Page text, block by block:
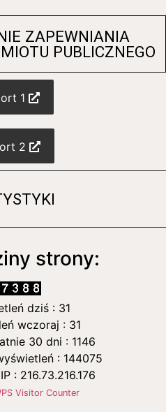
ZAPEWNIANIA
PUBLICZNEGO
1
2
strony:
dziś : 31
wczoraj : 31
30 dni : 1146
: 144075
: 216.73.216.176
Visitor Counter